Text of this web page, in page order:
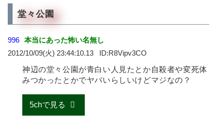
堂々公園
996 本当にあった怖い名無し
2012/10/09(火) 23:44:10.13
R8Vipv3CO
神辺の堂々公園が青白い人見たとか自殺者や変死体
みつかったとかでヤバいらしいけどマジなの？
5chで見る